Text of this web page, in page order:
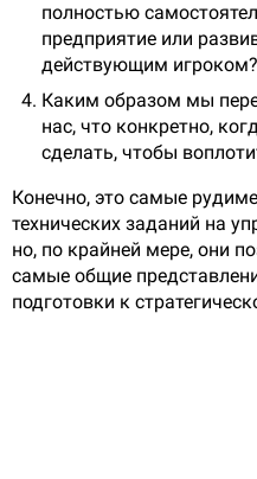
полностью
предприятие или
действующим игроком?
Каким образом мы
нас, что конкретно,
сделать, чтобы
Конечно, это самые
технических заданий на
но, по крайней мере, они
самые общие
подготовки к